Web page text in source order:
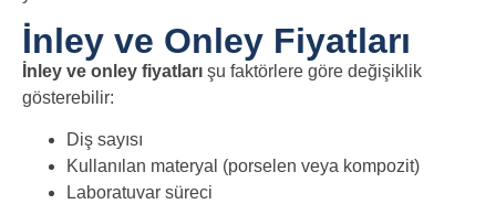
İnley ve Onley Fiyatları
İnley ve onley fiyatları şu faktörlere göre değişiklik
gösterebilir:
Diş sayısı
Kullanılan materyal (porselen veya kompozit)
Laboratuvar süreci